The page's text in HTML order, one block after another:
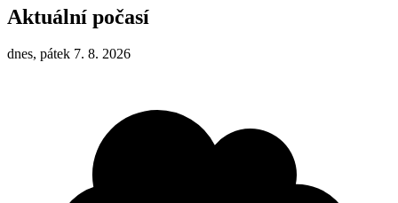
Aktuální počasí
dnes, pátek 7. 8. 2026